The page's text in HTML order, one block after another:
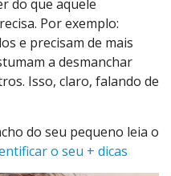
do que aquele
Por exemplo:
e precisam de mais
a desmanchar
Isso, claro, falando de
do seu pequeno leia o
o seu + dicas